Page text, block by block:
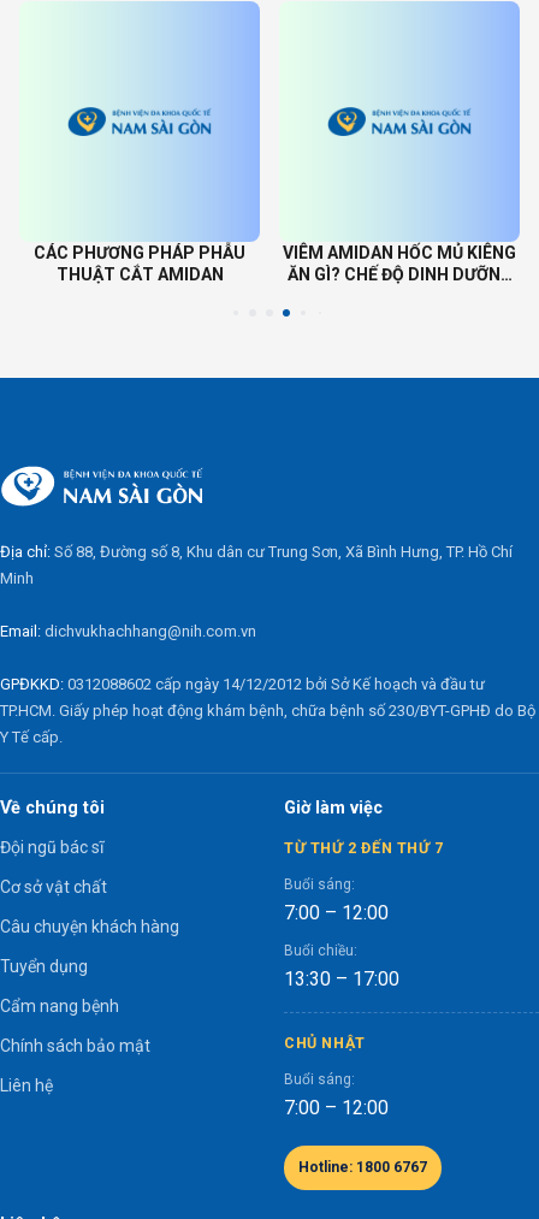
CÁC PHƯƠNG PHÁP PHẪU
THUẬT CẮT AMIDAN
VIÊM AMIDAN HỐC MỦ KIÊNG
ĂN GÌ? CHẾ ĐỘ DINH DƯỠNG
Địa chỉ: Số 88, Đường số 8, Khu dân cư Trung Sơn, Xã Bình Hưng, TP. Hồ Chí
Minh
Email: dichvukhachhang@nih.com.vn
GPĐKKD: 0312088602 cấp ngày 14/12/2012 bởi Sở Kế hoạch và đầu tư
TP.HCM. Giấy phép hoạt động khám bệnh, chữa bệnh số 230/BYT-GPHĐ do Bộ
Y Tế cấp.
Về chúng tôi
Đội ngũ bác sĩ
Cơ sở vật chất
Câu chuyện khách hàng
Tuyển dụng
Cẩm nang bệnh
Chính sách bảo mật
Liên hệ
Giờ làm việc
TỪ THỨ 2 ĐẾN THỨ 7
Buổi sáng:
7:00 – 12:00
Buổi chiều:
13:30 – 17:00
CHỦ NHẬT
Buổi sáng:
7:00 – 12:00
Hotline: 1800 6767